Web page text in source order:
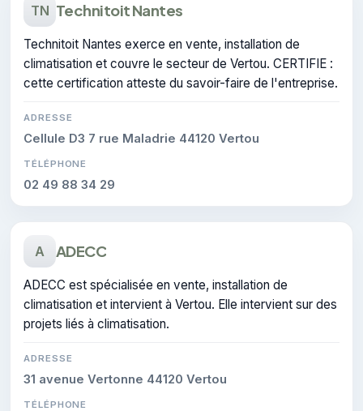
TN Technitoit Nantes
Technitoit Nantes exerce en vente, installation de
climatisation et couvre le secteur de Vertou. CERTIFIE :
cette certification atteste du savoir-faire de l'entreprise.
ADRESSE
Cellule D3 7 rue Maladrie 44120 Vertou
TÉLÉPHONE
02 49 88 34 29
A ADECC
ADECC est spécialisée en vente, installation de
climatisation et intervient à Vertou. Elle intervient sur des
projets liés à climatisation.
ADRESSE
31 avenue Vertonne 44120 Vertou
TÉLÉPHONE